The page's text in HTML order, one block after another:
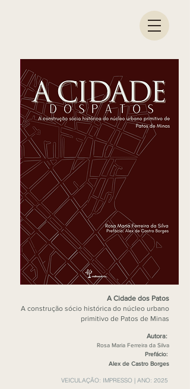
A Cidade dos Patos
A construção sócio histórica do núcleo urbano
primitivo de Patos de Minas
Autora:
Rosa Maria Ferreira da Silva
Prefácio:
Alex de Castro Borges
VEICULAÇÃO: IMPRESSO | ANO: 2025